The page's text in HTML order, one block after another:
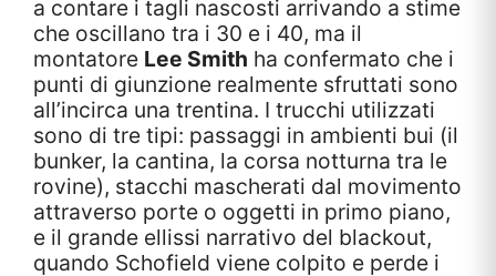
a contare i tagli nascosti arrivando a stime
che oscillano tra i 30 e i 40, ma il
montatore Lee Smith ha confermato che i
punti di giunzione realmente sfruttati sono
all’incirca una trentina. I trucchi utilizzati
sono di tre tipi: passaggi in ambienti bui (il
bunker, la cantina, la corsa notturna tra le
rovine), stacchi mascherati dal movimento
attraverso porte o oggetti in primo piano,
e il grande ellissi narrativo del blackout,
quando Schofield viene colpito e perde i